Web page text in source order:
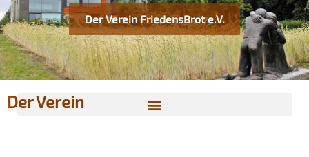
Der Verein FriedensBrot e.V.
Der Verein